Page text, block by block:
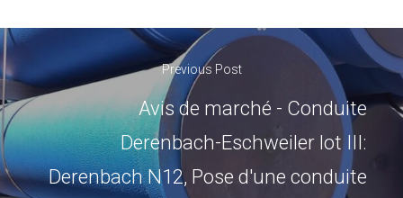
Previous Post
Avis de marché - Conduite
Derenbach-Eschweiler lot III:
Derenbach N12, Pose d'une conduite